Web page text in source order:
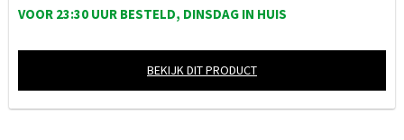
VOOR 23:30 UUR BESTELD, DINSDAG IN HUIS
BEKIJK DIT PRODUCT